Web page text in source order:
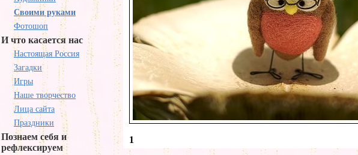
Своими руками
Фотошоп
И что касается нас
Настоящая Россия
Загадки
Игры
Наше творчество
Лица сайта
Праздники
Познаем себя и
рефлексируем
1